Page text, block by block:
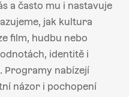
a často mu i nastavuje
jak kultura
film, hudbu nebo
identitě i
Programy nabízejí
názor i pochopení